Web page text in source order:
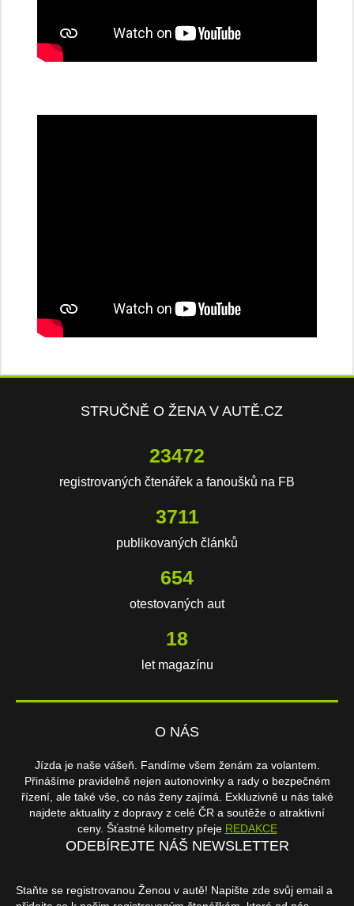
STRUČNĚ O ŽENA V AUTĚ.CZ
23472
registrovaných čtenářek a fanoušků na FB
3711
publikovaných článků
654
otestovaných aut
18
let magazínu
O NÁS
Jízda je naše vášeň. Fandíme všem ženám za volantem.
Přinášíme pravidelně nejen autonovinky a rady o bezpečném
řízení, ale také vše, co nás ženy zajímá. Exkluzivně u nás také
najdete aktuality z dopravy z celé ČR a soutěže o atraktivní
ceny. Šťastné kilometry přeje REDAKCE
ODEBÍREJTE NÁŠ NEWSLETTER
Staňte se registrovanou Ženou v autě! Napište zde svůj email a